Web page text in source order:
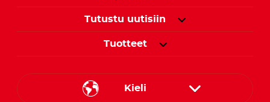
Tutustu uutisiin
Tuotteet
Kieli